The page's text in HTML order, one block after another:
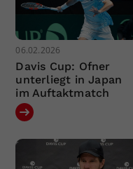
06.02.2026
Davis Cup: Ofner
unterliegt in Japan
im Auftaktmatch